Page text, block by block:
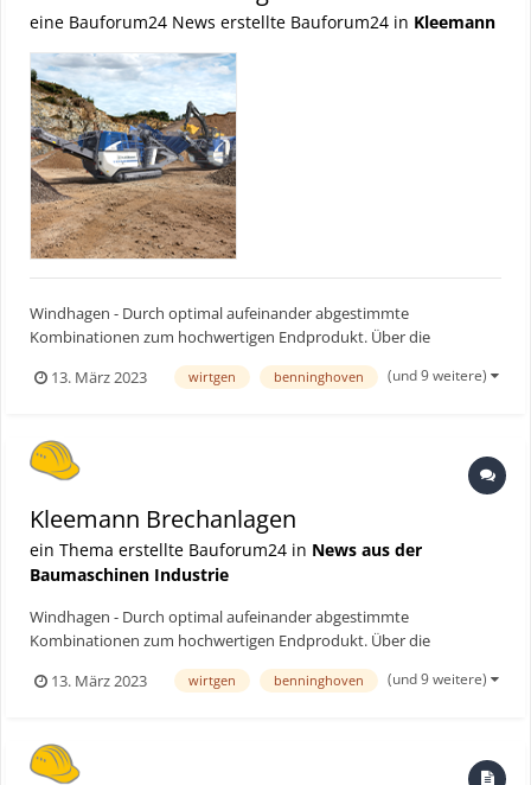
eine Bauforum24 News erstellte Bauforum24 in Kleemann
Windhagen - Durch optimal aufeinander abgestimmte
Kombinationen zum hochwertigen Endprodukt. Über die
intelligente Linienkopplung können Kleemann Anlagen einfach
miteinander gekoppelt werden. Das System wurde nun um eine
13. März 2023 wirtgen benninghoven (und 9 weitere)
Kleemann Brechanlagen
ein Thema erstellte Bauforum24 in News aus der
Baumaschinen Industrie
Windhagen - Durch optimal aufeinander abgestimmte
Kombinationen zum hochwertigen Endprodukt. Über die
intelligente Linienkopplung können Kleemann Anlagen einfach
miteinander gekoppelt werden. Das System wurde nun um eine
13. März 2023 wirtgen benninghoven (und 9 weitere)